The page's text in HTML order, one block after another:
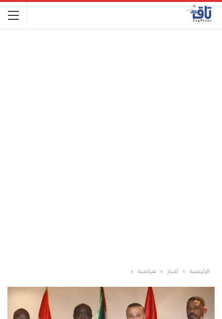
الرئيسية أخبار سياسية